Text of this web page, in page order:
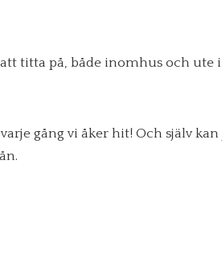
titta på, både inomhus och ute
gång vi åker hit! Och själv